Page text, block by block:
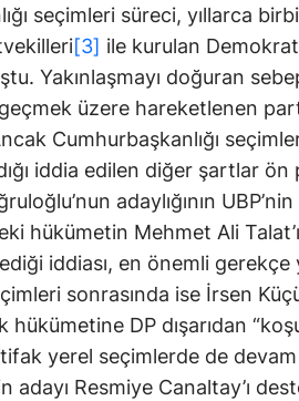
seçimleri süreci, yıllarca
[3] ile kurulan
Yakınlaşmayı doğuran
üzere hareketlenen
Cumhurbaşkanlığı
iddia edilen diğer şartlar ön
adaylığının
hükümetin Mehmet Ali
iddiası, en önemli gerekçe
sonrasında ise İrsen
hükümetine DP dışarıdan
yerel seçimlerde de
adayı Resmiye Canaltay’ı